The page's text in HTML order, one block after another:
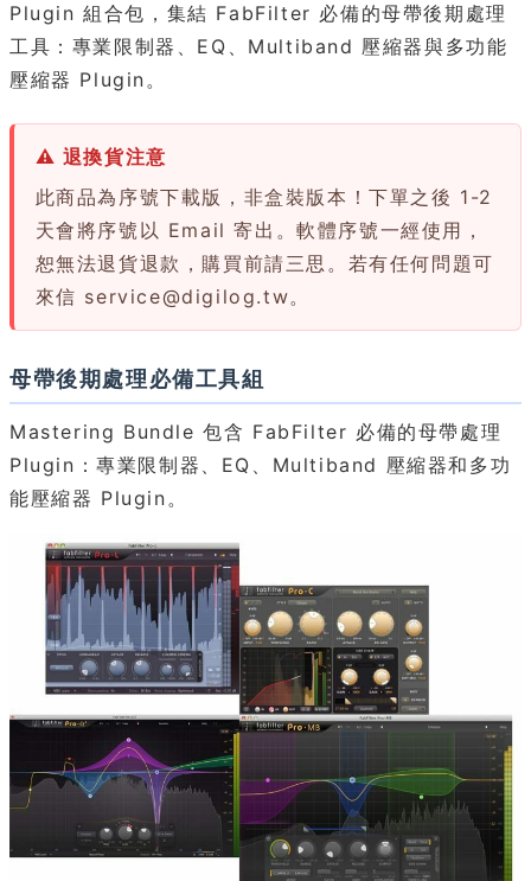
Plugin 組合包，集結 FabFilter 必備的母帶後期處理
工具：專業限制器、EQ、Multiband 壓縮器與多功能
壓縮器 Plugin。
⚠ 退換貨注意
此商品為序號下載版，非盒裝版本！下單之後 1-2
天會將序號以 Email 寄出。軟體序號一經使用，
恕無法退貨退款，購買前請三思。若有任何問題可
來信 service@digilog.tw。
母帶後期處理必備工具組
Mastering Bundle 包含 FabFilter 必備的母帶處理
Plugin：專業限制器、EQ、Multiband 壓縮器和多功
能壓縮器 Plugin。